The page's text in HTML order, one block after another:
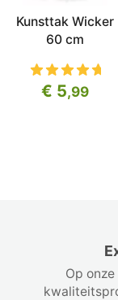
Op
Kunsttak Wicker
60 cm
€ 5,99